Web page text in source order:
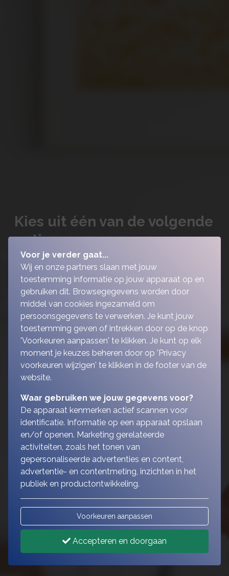
Kies uit één van de volgende
opties
Voor je verder gaat...
Wij en onze partners slaan met jouw
toestemming informatie op jouw apparaat op en
gebruiken dit. Browsegegevens worden door
middel van cookies ingezameld om
persoonsgegevens te verwerken. Je kunt jouw
toestemming geven of intrekken door op de knop
'Voorkeuren aanpassen' te klikken. Je kunt op elk
moment je keuzes beheren door op 'Privacy
voorkeuren wijzigen' te klikken in de footer van de
website.
Waar gebruiken we jouw gegevens voor?
De apparaat kenmerken actief scannen voor
identificatie. Informatie op een apparaat opslaan
en/of openen. Marketing gerelateerde
activiteiten, zoals het tonen van
gepersonaliseerde advertenties en content,
advertentie- en contentmeting, inzichten in het
publiek en productontwikkeling.
Voorkeuren aanpassen
Accepteren en doorgaan